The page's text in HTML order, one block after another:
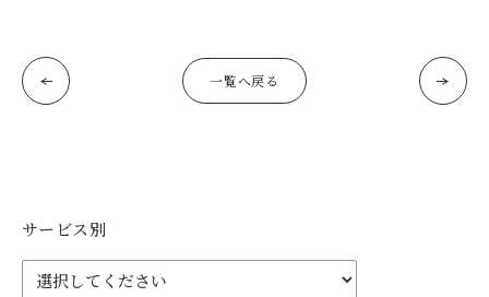
一覧へ戻る
サービス別